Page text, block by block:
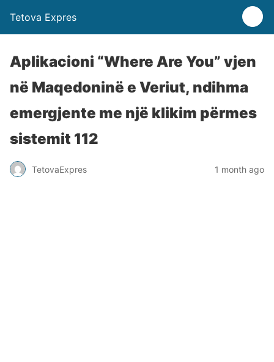
Tetova Expres
Aplikacioni “Where Are You” vjen
në Maqedoninë e Veriut, ndihma
emergjente me një klikim përmes
sistemit 112
TetovaExpres 1 month ago